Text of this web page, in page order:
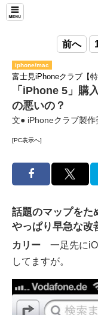
前へ
iphone/mac
富士見iPhoneクラブ【特
「iPhone 5」購
の悪いの？
文● iPhoneクラブ製作
[PC表示へ]
話題のマップをた
やっぱり早急な改
カリー 一足先に
してますが。